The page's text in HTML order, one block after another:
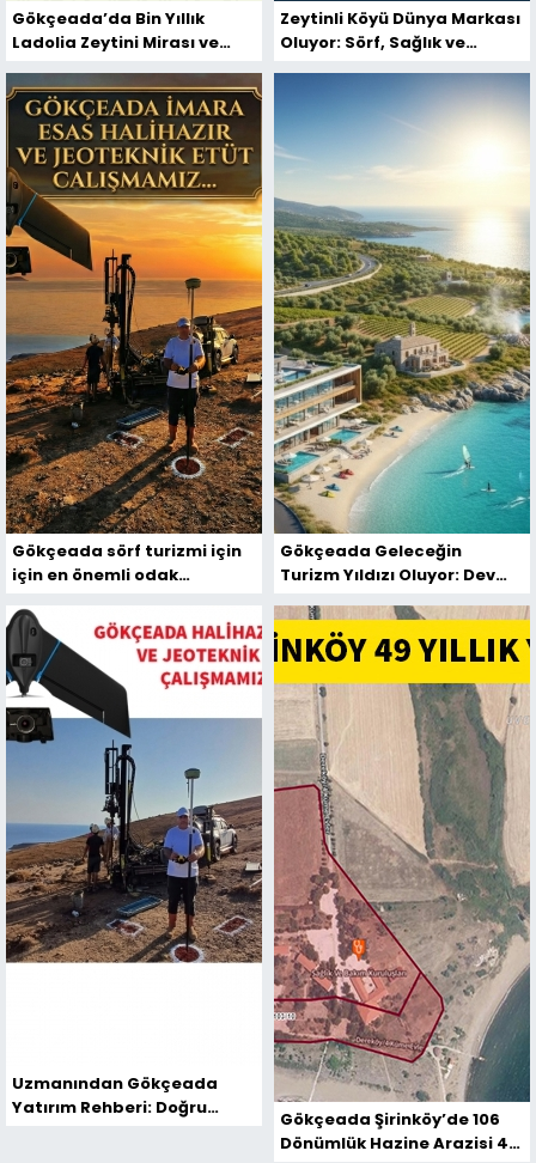
Gökçeada’da Bin Yıllık
Ladolia Zeytini Mirası ve
Zeytinli Köyü Dünya Markası
Oluyor: Sörf, Sağlık ve
Gökçeada sörf turizmi için
için en önemli odak
Gökçeada Geleceğin
Turizm Yıldızı Oluyor: Dev
Taşıyacak
Uzmanından Gökçeada
Yatırım Rehberi: Doğru
Gökçeada Şirinköy’de 106
Dönümlük Hazine Arazisi 49